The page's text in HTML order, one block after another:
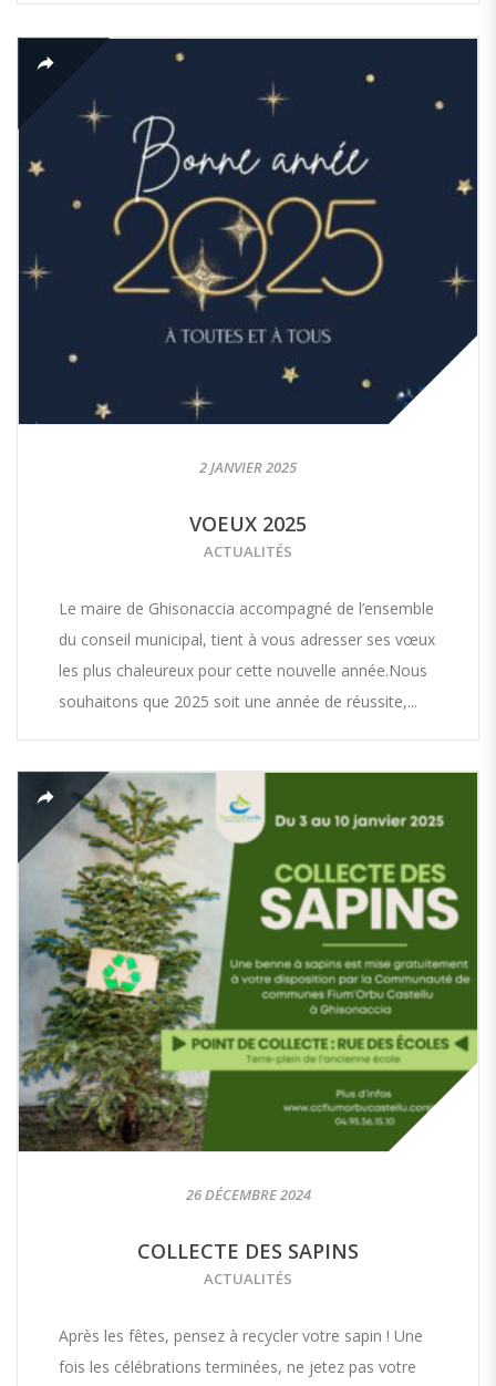
2 JANVIER 2025
VOEUX 2025
ACTUALITÉS
Le maire de Ghisonaccia accompagné de l’ensemble
du conseil municipal, tient à vous adresser ses vœux
les plus chaleureux pour cette nouvelle année.Nous
souhaitons que 2025 soit une année de réussite,...
26 DÉCEMBRE 2024
COLLECTE DES SAPINS
ACTUALITÉS
Après les fêtes, pensez à recycler votre sapin ! Une
fois les célébrations terminées, ne jetez pas votre